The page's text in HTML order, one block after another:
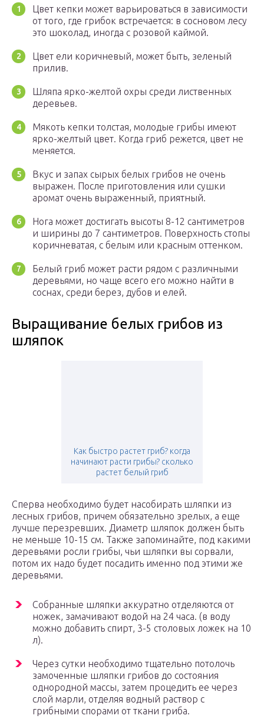
Цвет кепки может варьироваться в зависимости
от того, где грибок встречается: в сосновом лесу
это шоколад, иногда с розовой каймой.
Цвет ели коричневый, может быть, зеленый
прилив.
Шляпа ярко-желтой охры среди лиственных
деревьев.
Мякоть кепки толстая, молодые грибы имеют
ярко-желтый цвет. Когда гриб режется, цвет не
меняется.
Вкус и запах сырых белых грибов не очень
выражен. После приготовления или сушки
аромат очень выраженный, приятный.
Нога может достигать высоты 8-12 сантиметров
и ширины до 7 сантиметров. Поверхность стопы
коричневатая, с белым или красным оттенком.
Белый гриб может расти рядом с различными
деревьями, но чаще всего его можно найти в
соснах, среди берез, дубов и елей.
Выращивание белых грибов из
шляпок
Как быстро растет гриб? когда
начинают расти грибы? сколько
растет белый гриб
Сперва необходимо будет насобирать шляпки из
лесных грибов, причем обязательно зрелых, а еще
лучше перезревших. Диаметр шляпок должен быть
не меньше 10-15 см. Также запоминайте, под какими
деревьями росли грибы, чьи шляпки вы сорвали,
потом их надо будет посадить именно под этими же
деревьями.
Собранные шляпки аккуратно отделяются от
ножек, замачивают водой на 24 часа. (в воду
можно добавить спирт, 3-5 столовых ложек на 10
л).
Через сутки необходимо тщательно потолочь
замоченные шляпки грибов до состояния
однородной массы, затем процедить ее через
слой марли, отделяя водный раствор с
грибными спорами от ткани гриба.